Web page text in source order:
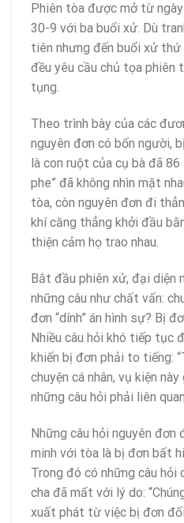
Phiên tòa được mở từ
30-9 với ba buổi xử. Dù
tiên nhưng đến buổi xử thứ
đều yêu cầu chủ tọa phiên
tụng.
Theo trình bày của các
nguyên đơn có bốn người,
là con ruột của cụ bà đã
phe” đã không nhìn mặt
tòa, còn nguyên đơn đi
khí căng thẳng khởi đầu
thiện cảm họ trao nhau.
Bắt đầu phiên xử, đại diện
những câu như chất vấn:
đơn “dính” án hình sự? Bị
Nhiều câu hỏi khó tiếp tục
khiến bị đơn phải to tiếng:
chuyện cá nhân, vụ kiện
những câu hỏi phải liên
Những câu hỏi nguyên đơn
minh với tòa là bị đơn bất
Trong đó có những câu hỏi
cha đã mất với lý do:
xuất phát từ việc bị đơn